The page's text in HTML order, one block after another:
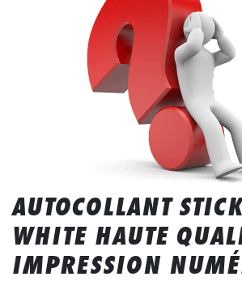
AUTOCOLLANT
WHITE HAUTE
IMPRESSION